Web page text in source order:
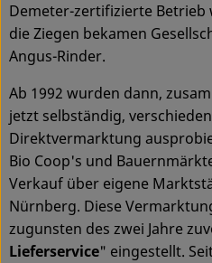
So geht's
Über uns
Blog & Aktuelles
Service
Demeter-zertifizierte Betrieb
die Ziegen bekamen
Angus-Rinder.
Ab 1992 wurden dann,
jetzt selbständig,
Direktvermarktung
Bio Coop's und
Verkauf über eigene
Nürnberg. Diese
zugunsten des zwei Jahre
Lieferservice" eingestellt.